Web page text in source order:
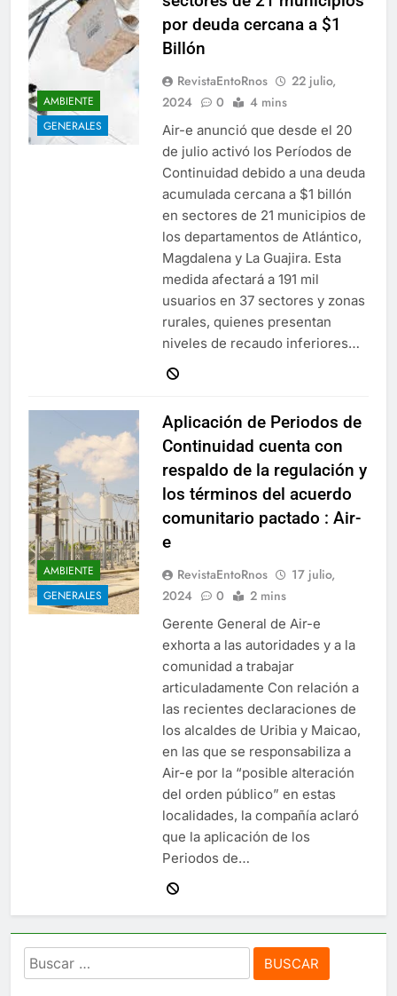
AMBIENTE
GENERALES
por deuda cercana a $1
Billón
RevistaEntoRnos
22 julio,
2024
0 4 mins
Air-e anunció que desde el 20
de julio activó los Períodos de
Continuidad debido a una deuda
acumulada cercana a $1 billón
en sectores de 21 municipios de
los departamentos de Atlántico,
Magdalena y La Guajira. Esta
medida afectará a 191 mil
usuarios en 37 sectores y zonas
rurales, quienes presentan
niveles de recaudo inferiores…
AMBIENTE
GENERALES
Aplicación de Periodos de
Continuidad cuenta con
respaldo de la regulación y
los términos del acuerdo
comunitario pactado : Air-
e
RevistaEntoRnos
17 julio,
2024
0 2 mins
Gerente General de Air-e
exhorta a las autoridades y a la
comunidad a trabajar
articuladamente Con relación a
las recientes declaraciones de
los alcaldes de Uribia y Maicao,
en las que se responsabiliza a
Air-e por la “posible alteración
del orden público” en estas
localidades, la compañía aclaró
que la aplicación de los
Periodos de…
Buscar: